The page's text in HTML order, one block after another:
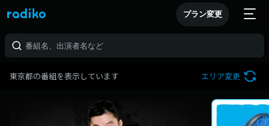
プラン変更
東京都の番組を表示しています エリア変更